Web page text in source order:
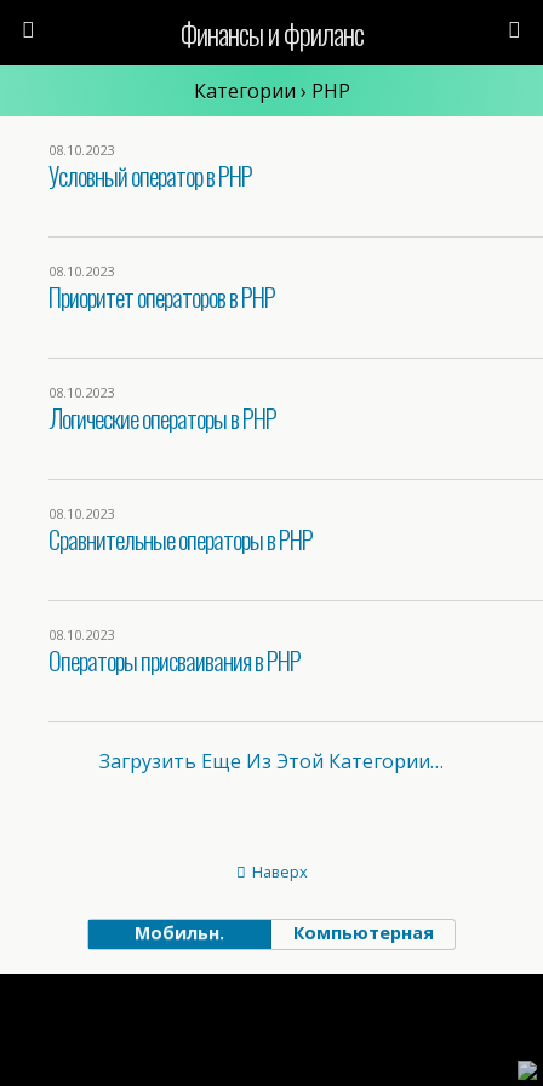
Финансы и фриланс
Категории › PHP
08.10.2023
Условный оператор в PHP
08.10.2023
Приоритет операторов в PHP
08.10.2023
Логические операторы в PHP
08.10.2023
Сравнительные операторы в PHP
08.10.2023
Операторы присваивания в PHP
Загрузить Еще Из Этой Категории…
Наверх
Мобильн. Компьютерная